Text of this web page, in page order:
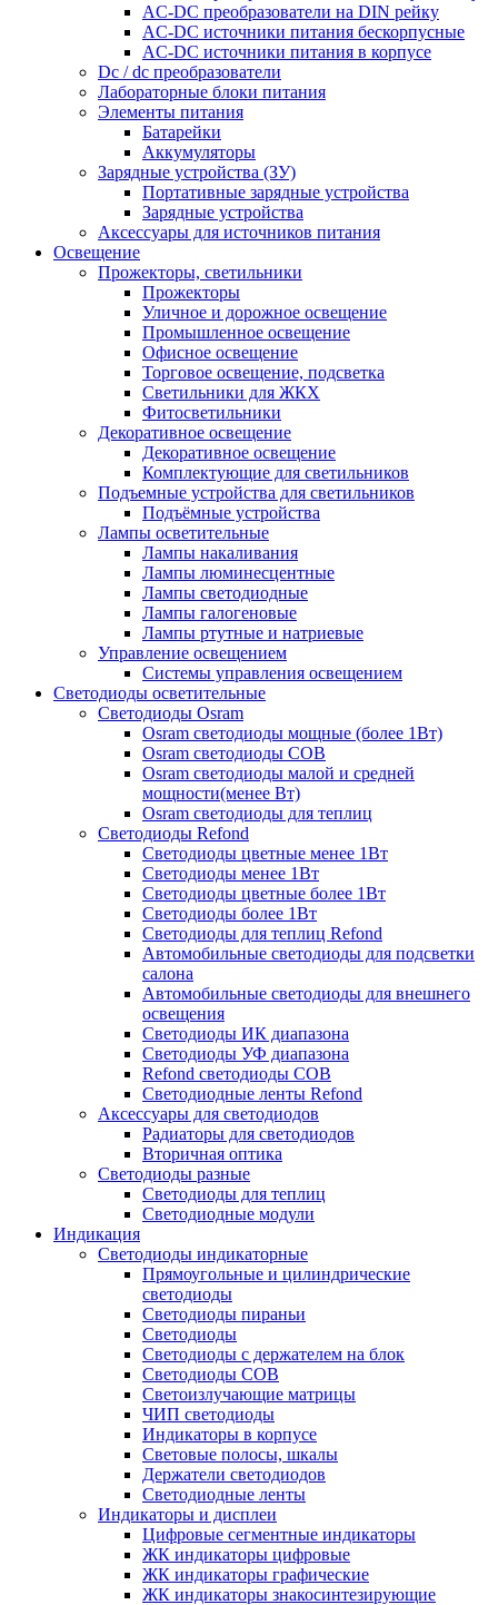
AC-DC преобразователи на DIN рейку
AC-DC источники питания бескорпусные
AC-DC источники питания в корпусе
Dc / dc преобразователи
Лабораторные блоки питания
Элементы питания
Батарейки
Аккумуляторы
Зарядные устройства (ЗУ)
Портативные зарядные устройства
Зарядные устройства
Аксессуары для источников питания
Освещение
Прожекторы, светильники
Прожекторы
Уличное и дорожное освещение
Промышленное освещение
Офисное освещение
Торговое освещение, подсветка
Светильники для ЖКХ
Фитосветильники
Декоративное освещение
Декоративное освещение
Комплектующие для светильников
Подъемные устройства для светильников
Подъёмные устройства
Лампы осветительные
Лампы накаливания
Лампы люминесцентные
Лампы светодиодные
Лампы галогеновые
Лампы ртутные и натриевые
Управление освещением
Системы управления освещением
Светодиоды осветительные
Светодиоды Osram
Osram светодиоды мощные (более 1Вт)
Osram светодиоды COB
Osram светодиоды малой и средней
мощности(менее Вт)
Osram светодиоды для теплиц
Светодиоды Refond
Светодиоды цветные менее 1Вт
Светодиоды менее 1Вт
Светодиоды цветные более 1Вт
Светодиоды более 1Вт
Светодиоды для теплиц Refond
Автомобильные светодиоды для подсветки
салона
Автомобильные светодиоды для внешнего
освещения
Светодиоды ИК диапазона
Светодиоды УФ диапазона
Refond светодиоды COB
Светодиодные ленты Refond
Аксессуары для светодиодов
Радиаторы для светодиодов
Вторичная оптика
Светодиоды разные
Светодиоды для теплиц
Светодиодные модули
Индикация
Светодиоды индикаторные
Прямоугольные и цилиндрические
светодиоды
Светодиоды пираньи
Светодиоды
Светодиоды с держателем на блок
Светодиоды COB
Светоизлучающие матрицы
ЧИП светодиоды
Индикаторы в корпусе
Световые полосы, шкалы
Держатели светодиодов
Светодиодные ленты
Индикаторы и дисплеи
Цифровые сегментные индикаторы
ЖК индикаторы цифровые
ЖК индикаторы графические
ЖК индикаторы знакосинтезирующие